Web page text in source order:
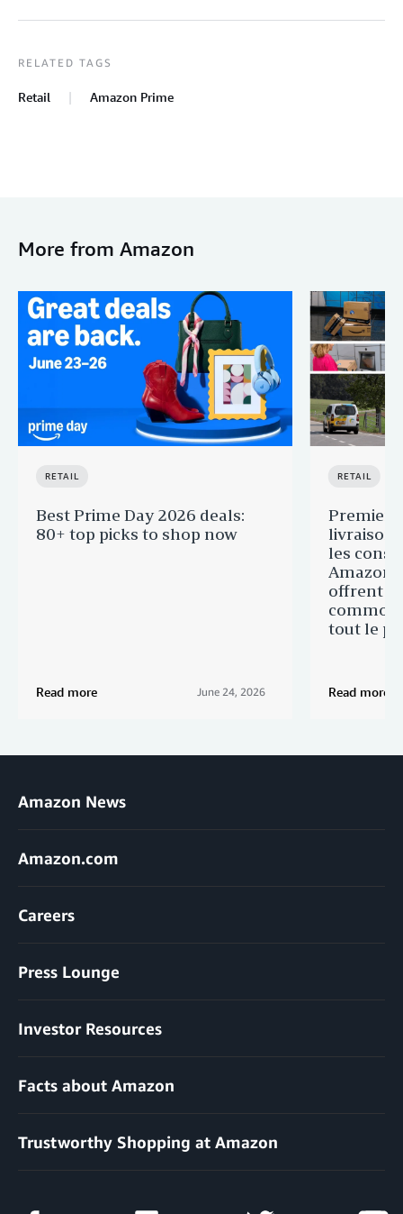
RELATED TAGS
Retail Amazon Prime
More from Amazon
RETAIL
Best Prime Day 2026 deals:
80+ top picks to shop now
Read more June 24, 2026
RETAIL
Premier
livraison
les
Amazon
offrent
tout le
Read more
Amazon News
Amazon.com
Careers
Press Lounge
Investor Resources
Facts about Amazon
Trustworthy Shopping at Amazon